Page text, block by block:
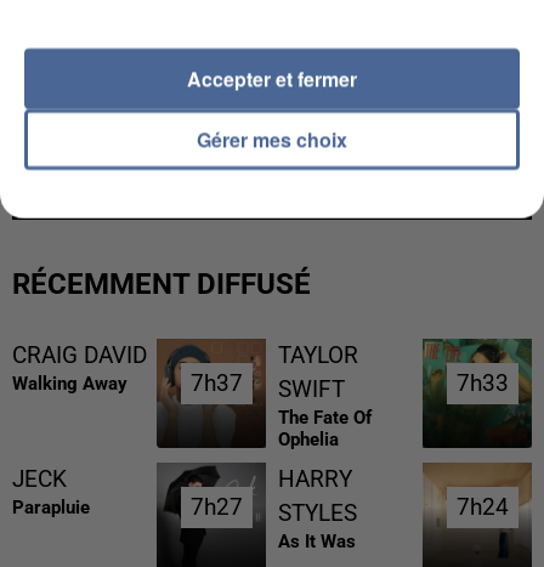
L’UN DES FONDATEURS SUPPOSÉS DE LA DZ
MAFIA INTERPELLÉ EN ALGÉRIE
RÉCEMMENT DIFFUSÉ
CRAIG DAVID
Walking Away 7h37
7h37
TAYLOR
SWIFT
The Fate Of
Ophelia
7h33
7h33
JECK
Parapluie 7h27
7h27
HARRY
STYLES
As It Was
7h24
7h24
Gérer mes choix
Accepter et fermer